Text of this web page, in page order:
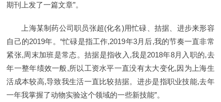
期刊上发了一篇文章”。
上海某制药公司职员张超(化名)用忙碌、拮据、进步来形容
自己的2019年。“忙碌是指工作,2019年3月后,我的节奏一直非常
紧张,周末加班是常态。拮据是指收入,我是2018年8月入职的,去
年一整年绩效一般,所以工资水平一直没有太大变化,因为上海生
活成本较高,导致我生活一直比较拮据。进步是指职业技能,去年
一年我掌握了动物实验这个领域的一些新技能”。